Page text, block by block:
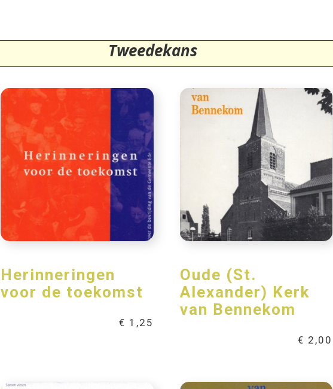
Tweedekans
Herinneringen
voor de toekomst
€ 1,25
Oude (St.
Alexander) Kerk
van Bennekom
€ 2,00